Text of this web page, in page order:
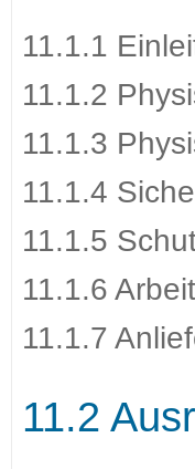
11.1.1
11.1.2
11.1.3
11.1.4
11.1.5
11.1.6
11.1.7
11.2